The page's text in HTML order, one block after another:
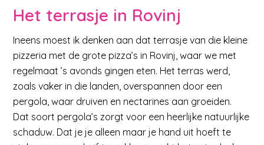
Het terrasje in Rovinj
Ineens moest ik denken aan dat terrasje van die kleine
pizzeria met de grote pizza’s in Rovinj, waar we met
regelmaat ’s avonds gingen eten. Het terras werd,
zoals vaker in die landen, overspannen door een
pergola, waar druiven en nectarines aan groeiden.
Dat soort pergola’s zorgt voor een heerlijke natuurlijke
schaduw. Dat je je alleen maar je hand uit hoeft te